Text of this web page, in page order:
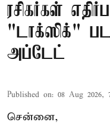
ரசிகர்கள்
"டாக்ஸிக்"
அப்டேட்
Published on: 08 Aug 2026,
சென்னை,